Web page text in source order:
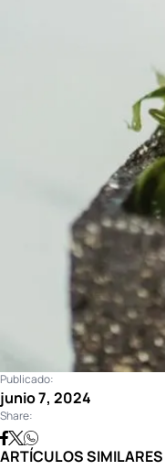
Publicado:
junio 7, 2024
Share:
ARTÍCULOS SIMILARES